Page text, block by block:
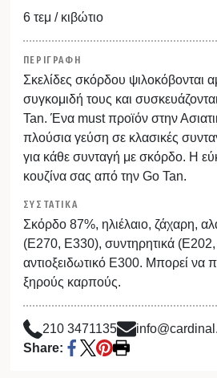
6 τεμ / κιβώτιο
ΠΕΡΙΓΡΑΦΗ
Σκελίδες σκόρδου ψιλοκόβονται
συγκομιδή τους και
Tan. Ένα must προϊόν στην
πλούσια γεύση σε κλασικές
για κάθε συνταγή με σκόρδο. Η
κουζίνα σας από την Go Tan.
ΣΥΣΤΑΤΙΚΑ
Σκόρδο 87%, ηλιέλαιο, ζάχαρη,
(Ε270, Ε330), συντηρητικά
αντιοξειδωτικό Ε300. Μπορεί να
ξηρούς καρπούς.
210 3471135
Share: